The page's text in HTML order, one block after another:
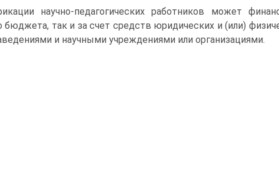
научно-педагогических работников может
бюджета, так и за счет средств юридических и (или)
и научными учреждениями или организациями.